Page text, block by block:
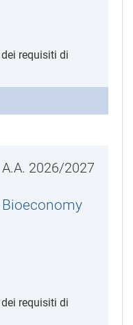
requisiti di
A.A. 2026/2027
requisiti di